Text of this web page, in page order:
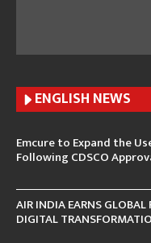
ENGLISH NEWS
Emcure to Expand the
Following CDSCO
AIR INDIA EARNS
DIGITAL